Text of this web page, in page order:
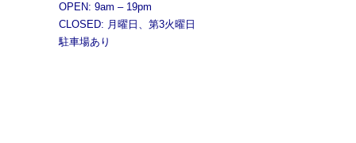
OPEN: 9am – 19pm
CLOSED: 月曜日、第3火曜日
駐車場あり